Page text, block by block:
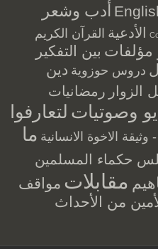
أدب وشعر
الأدعية القرآن الكريم
بين التفكير
دروس حوزوية دين
الزوار رمضانيات
وصوتيات لتعارفوا
وثيقة الاخوة الانسانية ما
حكماء المسلمين
مقابلات مواقف
من الأحداث